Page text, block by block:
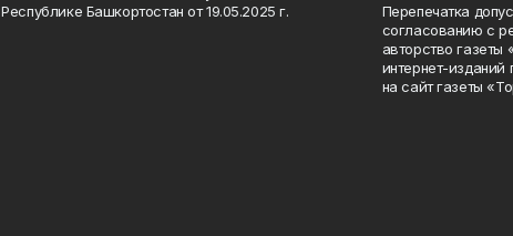
Республике Башкортостан от 19.05.2025 г.
Перепечатка
согласованию с
авторство газеты
интернет-изданий
на сайт газеты